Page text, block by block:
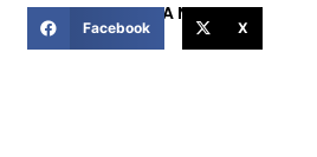
COMPARTIR ESTA NOTICIA
Facebook X